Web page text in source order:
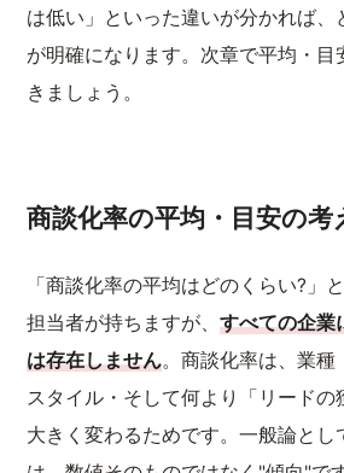
は低い」といった違いが分かれば、
が明確になります。次章で平均・目
きましょう。
商談化率の平均・目安の考
「商談化率の平均はどのくらい?」
担当者が持ちますが、すべての企業
は存在しません。商談化率は、業種
スタイル・そして何より「リードの
大きく変わるためです。一般論とし